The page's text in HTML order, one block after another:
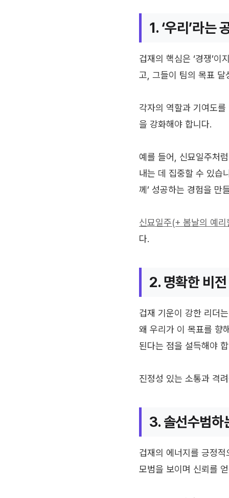
1. ‘우리’라는
겁재의 핵심은 ‘경쟁’
고, 그들이 팀의 목표 달
각자의 역할과 기여도
을 강화해야 합니다.
예를 들어, 신묘일주처
내는 데 집중할 수 있습
께’ 성공하는 경험을 만
신묘일주(+ 봄날의 예
다.
2. 명확한 비
겁재 기운이 강한 리더
왜 우리가 이 목표를 향
된다는 점을 설득해야
진정성 있는 소통과 격
3. 솔선수범하
겁재의 에너지를 긍정
모범을 보이며 신뢰를